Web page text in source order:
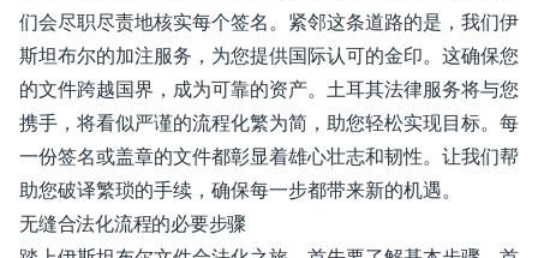
们会尽职尽责地核实每个签名。紧邻这条道路的是，我们伊
斯坦布尔的加注服务，为您提供国际认可的金印。这确保您
的文件跨越国界，成为可靠的资产。土耳其法律服务将与您
携手，将看似严谨的流程化繁为简，助您轻松实现目标。每
一份签名或盖章的文件都彰显着雄心壮志和韧性。让我们帮
助您破译繁琐的手续，确保每一步都带来新的机遇。
无缝合法化流程的必要步骤